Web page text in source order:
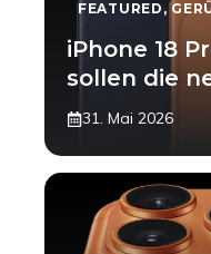
FEATURED ,
iPhone 18
sollen die
31. Mai 2026